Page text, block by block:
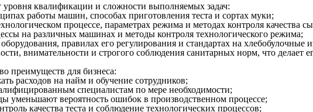
уровня квалификации и сложности выполняемых задач:
работы машин, способах приготовления теста и сортах муки;
процессе, параметрах режима и методах контроля качества
на различных машинах и методы контроля технологического режима;
правилах его регулирования и стандартах на хлебобулочные
внимательности и строгого соблюдения санитарных норм, что делает
преимуществ для бизнеса:
расходов на найм и обучение сотрудников;
специалистам по мере необходимости;
уменьшают вероятность ошибок в производственном процессе;
качества теста и соблюдение технологических процессов;